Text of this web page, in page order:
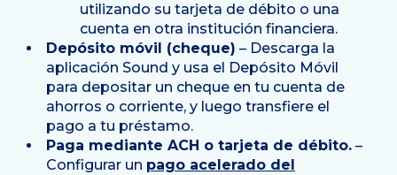
utilizando su tarjeta de débito o una
cuenta en otra institución financiera.
Depósito móvil (cheque) – Descarga la
aplicación Sound y usa el Depósito Móvil
para depositar un cheque en tu cuenta de
ahorros o corriente, y luego transfiere el
pago a tu préstamo.
Paga mediante ACH o tarjeta de débito. –
Configurar un pago acelerado del